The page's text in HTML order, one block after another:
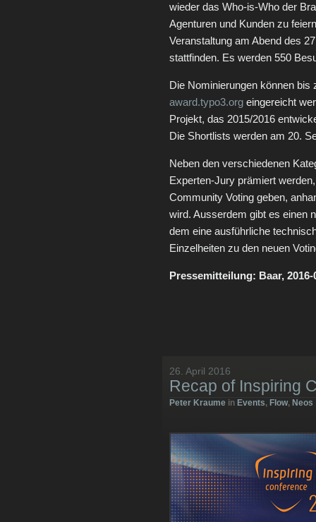
wieder das Who-is-Who der
Agenturen und Kunden zu
Veranstaltung am Abend des
stattfinden. Es werden 550
Die Nominierungen können bis
award.typo3.org eingereicht
Projekt, das 2015/2016
Die Shortlists werden am 20.
Neben den verschiedenen
Experten-Jury prämiert
Community Voting geben,
wird. Ausserdem gibt es einen
dem eine ausführliche
Einzelheiten zu den neuen
Pressemitteilung: Baar,
26. April 2016
Recap of Inspiring
Peter Kraume in Events, Flow, Neos